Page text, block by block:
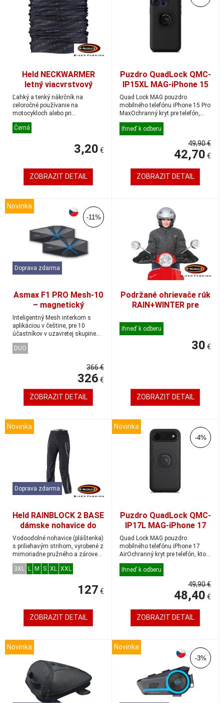
Held NECKWARMER
letný viacvrstvový
nákrčník čierna/sivá
Ľahký a tenký nákrčník na
celoročné používanie na
motocykloch alebo pri
outdoorových aktivitách.VONK...
Černá
3,20 €
ZOBRAZIT DETAIL
Puzdro QuadLock QMC-
IP15XL MAG-iPhone 15
Pro Max
Quad Lock MAG pouzdro
mobilného telefónu iPhone 15 Pro
MaxOchranný kryt pre telefón,
ktorý kombinuje...
Ihneď k odberu
49,90 €
42,70 €
ZOBRAZIT DETAIL
Novinka
-11%
Doprava zdarma
Asmax F1 PRO Mesh-10
– magnetický
motorkársky interkom
DUO
Inteligentný Mesh interkom s
aplikáciou v češtine, pre 10
účastníkov v uzavretej skupine
alebo až 50...
DUO
366 €
326 €
ZOBRAZIT DETAIL
Podržané ohrievače rúk
RAIN+WINTER pre
Ihneď k odberu
30 €
ZOBRAZIT DETAIL
Novinka
Doprava zdarma
Held RAINBLOCK 2 BASE
dámske nohavice do
dažďa čierna/biela
veľkosť DM
Vodoodolné nohavice (pláštenka)
s priliehavým strihom, vyrobené z
mimoriadne pružného a zároveň
prie...
3XL
L M S XL XXL
127 €
ZOBRAZIT DETAIL
Novinka
-4%
Puzdro QuadLock QMC-
IP17L MAG-iPhone 17
Air
Quad Lock MAG pouzdro
mobilného telefónu iPhone 17
AirOchranný kryt pre telefón, ktorý
kombinuje mec...
Ihneď k odberu
49,90 €
48,40 €
ZOBRAZIT DETAIL
Novinka Novinka
-3%